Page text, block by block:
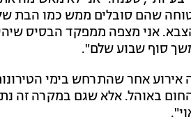
בטוחה שהם סובלים ממש כמו הבת
אני מצפה ממפקד הבסיס
סוף שבוע שלם".
אחר שהתרחש בימי
באוהל. אלא שגם במקרה זה